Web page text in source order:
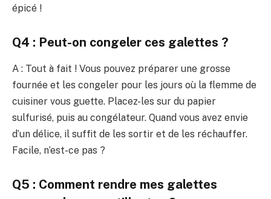
épicé !
Q4 : Peut-on congeler ces galettes ?
A : Tout à fait ! Vous pouvez préparer une grosse
fournée et les congeler pour les jours où la flemme de
cuisiner vous guette. Placez-les sur du papier
sulfurisé, puis au congélateur. Quand vous avez envie
d’un délice, il suffit de les sortir et de les réchauffer.
Facile, n’est-ce pas ?
Q5 : Comment rendre mes galettes